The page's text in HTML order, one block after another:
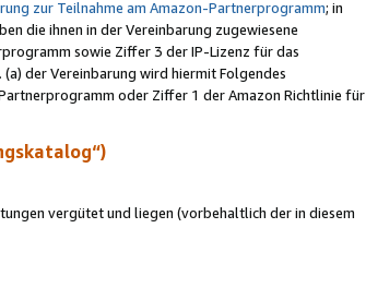
zur Teilnahme am Amazon-Partnerprogramm; in
die ihnen in der Vereinbarung zugewiesene
sowie Ziffer 3 der IP-Lizenz für das
der Vereinbarung wird hiermit Folgendes
oder Ziffer 1 der Amazon Richtlinie für
vergütet und liegen (vorbehaltlich der in diesem